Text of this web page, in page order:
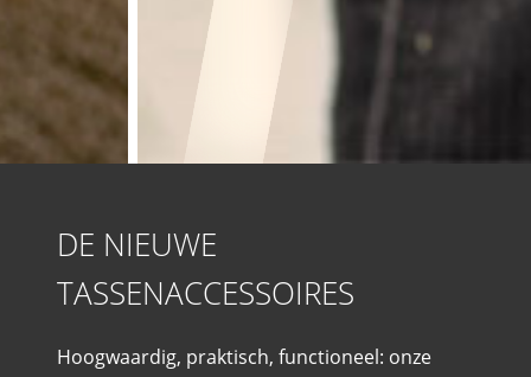
DE NIEUWE
TASSENACCESSOIRES
Hoogwaardig, praktisch, functioneel: onze